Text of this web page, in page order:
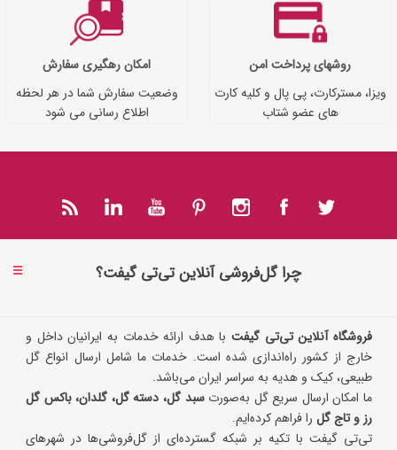
روشهای پرداخت امن
ویزا، مسترکارت، پی پال و کلیه کارت
های عضو شتاب
امکان رهگیری سفارش
وضعیت سفارش شما در هر لحظه
اطلاع رسانی می شود
چرا گل‌فروشی آنلاین تی‌تی گیفت؟
فروشگاه آنلاین تی‌تی گیفتبا هدف ارائه خدمات به ایرانیان داخل و
خارج از کشور راه‌اندازی شده است. خدمات ما شامل ارسال انواع گل
طبیعی، کیک و هدیه به سراسر ایران می‌باشد.
ما امکان ارسال سریع گل به‌صورتسبد گل، دسته گل، گلدان، باکس گل
رز و تاج گل را فراهم کرده‌ایم.
تی‌تی گیفت با تکیه بر شبکه گسترده‌ای از گل‌فروشی‌ها در شهرهای